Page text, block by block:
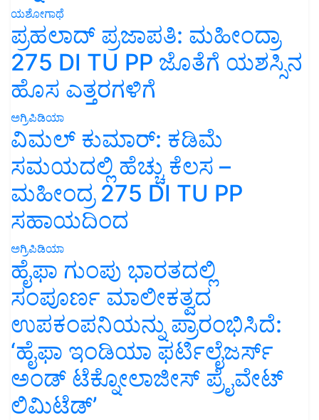
ಯಶೋಗಾಥೆ
ಪ್ರಹಲಾದ್ ಪ್ರಜಾಪತಿ: ಮಹೀಂದ್ರಾ
275 DI TU PP ಜೊತೆಗೆ ಯಶಸ್ಸಿನ
ಹೊಸ ಎತ್ತರಗಳಿಗೆ
ಅಗ್ರಿಪಿಡಿಯಾ
ವಿಮಲ್ ಕುಮಾರ್: ಕಡಿಮೆ
ಸಮಯದಲ್ಲಿ ಹೆಚ್ಚು ಕೆಲಸ –
ಮಹೀಂದ್ರ 275 DI TU PP
ಸಹಾಯದಿಂದ
ಅಗ್ರಿಪಿಡಿಯಾ
ಹೈಫಾ ಗುಂಪು ಭಾರತದಲ್ಲಿ
ಸಂಪೂರ್ಣ ಮಾಲೀಕತ್ವದ
ಉಪಕಂಪನಿಯನ್ನು ಪ್ರಾರಂಭಿಸಿದೆ:
‘ಹೈಫಾ ಇಂಡಿಯಾ ಫರ್ಟಿಲೈಜರ್ಸ್
ಅಂಡ್ ಟೆಕ್ನೋಲಾಜೀಸ್ ಪ್ರೈವೇಟ್
ಲಿಮಿಟೆಡ್’